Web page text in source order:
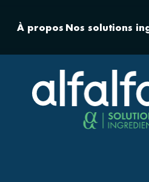
À propos Nos solutions